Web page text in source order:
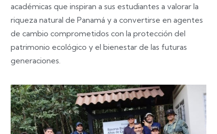
académicas que inspiran a sus estudiantes a valorar la
riqueza natural de Panamá y a convertirse en agentes
de cambio comprometidos con la protección del
patrimonio ecológico y el bienestar de las futuras
generaciones.